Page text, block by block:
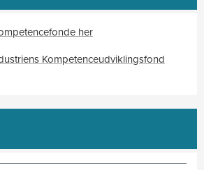
her
Kompetenceudviklingsfond